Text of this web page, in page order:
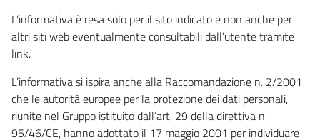
L’informativa è resa solo per il sito indicato e non anche per
altri siti web eventualmente consultabili dall’utente tramite
link.
L’informativa si ispira anche alla Raccomandazione n. 2/2001
che le autorità europee per la protezione dei dati personali,
riunite nel Gruppo istituito dall’art. 29 della direttiva n.
95/46/CE, hanno adottato il 17 maggio 2001 per individuare